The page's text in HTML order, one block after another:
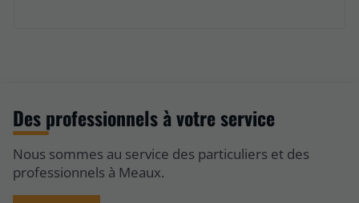
Des professionnels à votre service
Nous sommes au service des particuliers et des
professionnels à Meaux.